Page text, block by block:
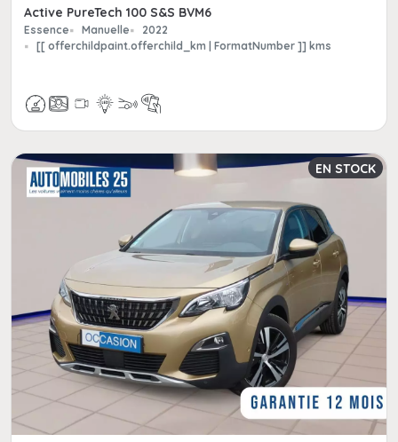
Active PureTech 100 S&S BVM6
Essence Manuelle
2022
[[ offerchildpaint.offerchild_km | FormatNumber ]] kms
EN STOCK